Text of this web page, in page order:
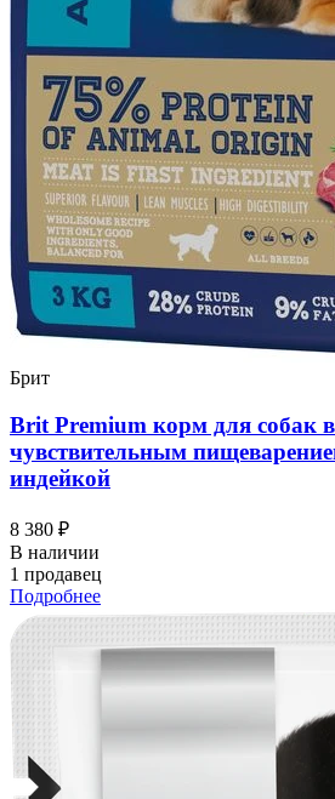
Брит
Brit Premium корм для собак
чувствительным
индейкой
8 380 ₽
В наличии
1 продавец
Подробнее